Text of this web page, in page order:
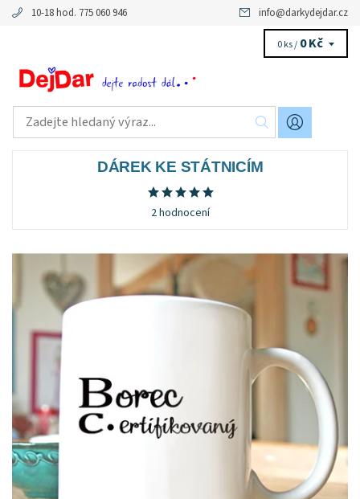
10-18 hod. 775 060 946 info@darkydejdar.cz
0 ks / 0 Kč
DÁREK KE STÁTNICÍM
2 hodnocení